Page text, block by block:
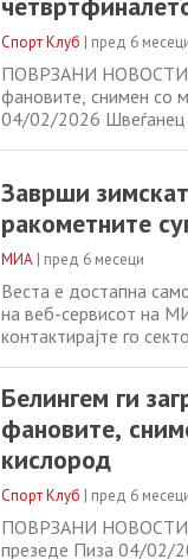
лигата
Спорт Клуб | пред 6
ПОВРЗАНИ НОВОСТИ
фановите, снимен со
04/02/2026 Швеѓанец
повторно со
соочува со притисок
Заврши
ракометните
МИА | пред 6 месеци
Веста е достапна
на веб-сервисот на
контактирајте го
нов лидер Скопје
дивизија“ за
Зверев е подобар од
на ТФТ со „стотка“ го
четвртфиналето
Белингем ги
фановите,
кислород
Спорт Клуб | пред 6
ПОВРЗАНИ НОВОСТИ
презеде Пиза 04/02/